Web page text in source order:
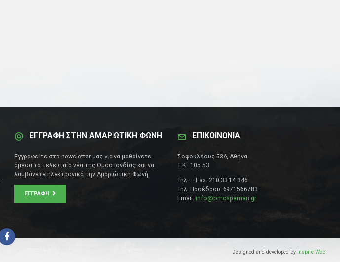
ΕΓΓΡΑΦΗ ΣΤΗΝ ΑΜΑΡΙΩΤΙΚΗ ΦΩΝΗ
Εγγραφείτε στο newsletter μας για να μαθαίνετε
άμεσα τα τελευταία νέα της Ομοσπονδίας και να
λαμβάνετε ηλεκτρονικά την Αμαριώτικη Φωνή.
ΕΓΓΡΑΦΉ
ΕΠΙΚΟΙΝΩΝΊΑ
Σοφοκλέους 53Α, Αθήνα
Τ.Κ.: 105 53
Τηλ. – Fax: 210 33 14 346
Τηλ. Προέδρου: 6971566783
Email: info@omospamari.gr
Designed and developed by Inspire Web